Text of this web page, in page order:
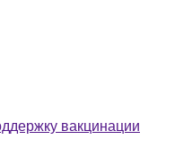
вакцинации